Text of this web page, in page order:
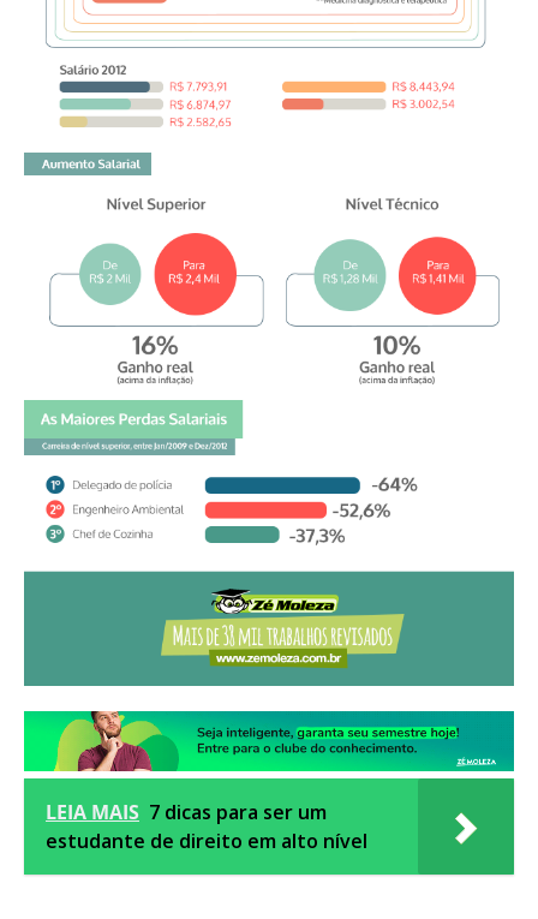
LEIA MAIS 7 dicas para ser um
estudante de direito em alto nível